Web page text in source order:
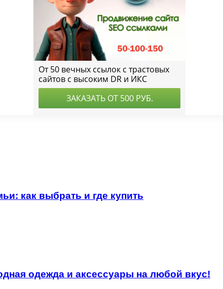
как выбрать и где купить
одежда и аксессуары на любой вкус!